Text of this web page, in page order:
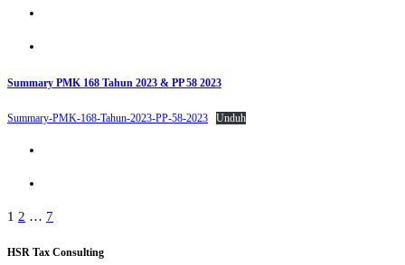
Summary PMK 168 Tahun 2023 & PP 58 2023
Summary-PMK-168-Tahun-2023-PP-58-2023 Unduh
Paginasi
pos
1 2 … 7
HSR Tax Consulting